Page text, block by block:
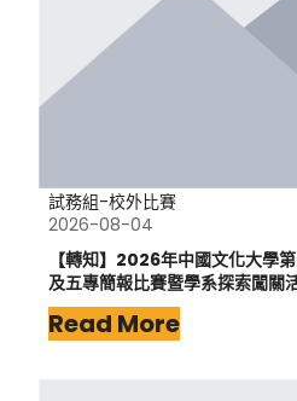
試務組-校外比賽
2026-08-04
【轉知】2026年中國文化大學
及五專簡報比賽暨學系探索闖關
Read More